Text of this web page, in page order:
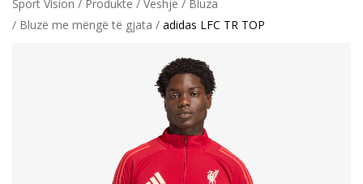
Sport Vision Produkte Veshje
Bluza
Bluzë me mëngë të gjata
adidas LFC TR TOP